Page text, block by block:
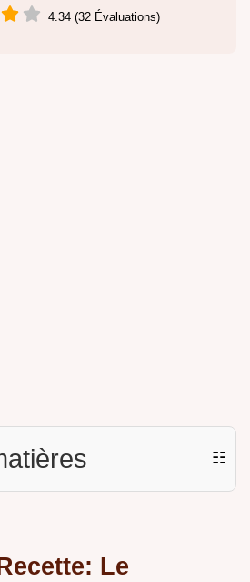
4.34 (32 Évaluations)
☷
Le